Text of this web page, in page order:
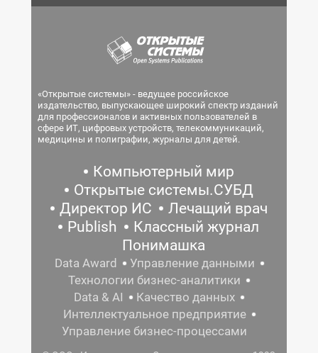
«Открытые системы» - ведущее российское
издательство, выпускающее широкий спектр изданий
для профессионалов и активных пользователей в
сфере ИТ, цифровых устройств, телекоммуникаций,
медицины и полиграфии, журналы для детей.
Компьютерный мир
Открытые системы.СУБД
Директор ИС
Лечащий врач
Publish
Классный журнал
Понимашка
Data Award
Управление данными
Технологии бизнес-аналитики
Data & AI
Качество данных
Интеллектуальное предприятие
Управление бизнес-процессами